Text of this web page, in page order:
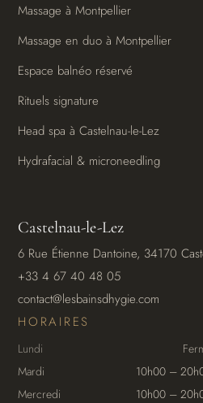
Massage à Montpellier
Massage en duo à Montpellier
Espace balnéo réservé
Rituels signature
Head spa à Castelnau-le-Lez
Hydrafacial & microneedling
Castelnau-le-Lez
6 Rue Étienne Dantoine, 34170
+33 4 67 40 48 05
contact@lesbainsdhygie.com
HORAIRES
Lundi
Mardi
10h00 –
Mercredi
10h00 –